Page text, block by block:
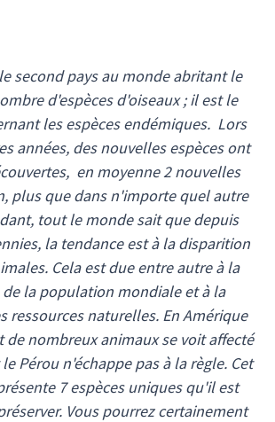
second pays au monde abritant le
d'espèces d'oiseaux ; il est le
les espèces endémiques. Lors
années, des nouvelles espèces ont
en moyenne 2 nouvelles
plus que dans n'importe quel autre
tout le monde sait que depuis
la tendance est à la disparition
Cela est due entre autre à la
de la population mondiale et à la
ressources naturelles. En Amérique
nombreux animaux se voit affecté
Pérou n'échappe pas à la règle. Cet
7 espèces uniques qu'il est
Vous pourrez certainement